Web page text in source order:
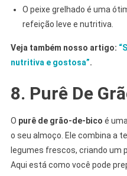
O peixe grelhado é uma
refeição leve e nutritiva.
Veja também nosso artigo:
nutritiva e gostosa”.
8. Purê De
O purê de grão-de-bico é
o seu almoço. Ele combina a
legumes frescos, criando um
Aqui está como você pode